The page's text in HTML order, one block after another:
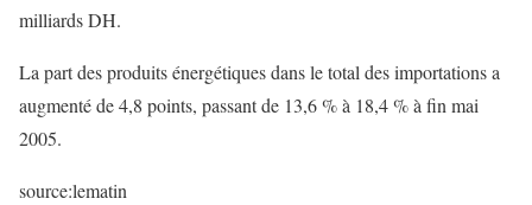
milliards DH.
La part des produits énergétiques dans le total des importations a
augmenté de 4,8 points, passant de 13,6 % à 18,4 % à fin mai
2005.
source:lematin